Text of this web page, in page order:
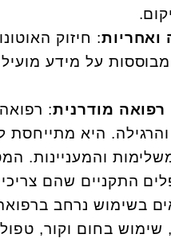
ואחריות: חיזוק
על מידע
מודרנית:
היא מתייחסת
והמעניינות.
התקניים שהם
בשימוש נרחב
שימוש בחום וקור,